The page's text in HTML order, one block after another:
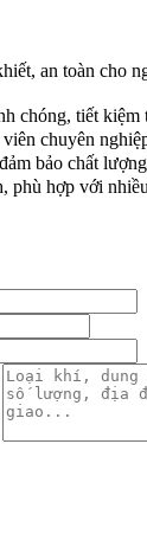
an toàn cho
chóng, tiết kiệm
chuyên
bảo chất
phù hợp với